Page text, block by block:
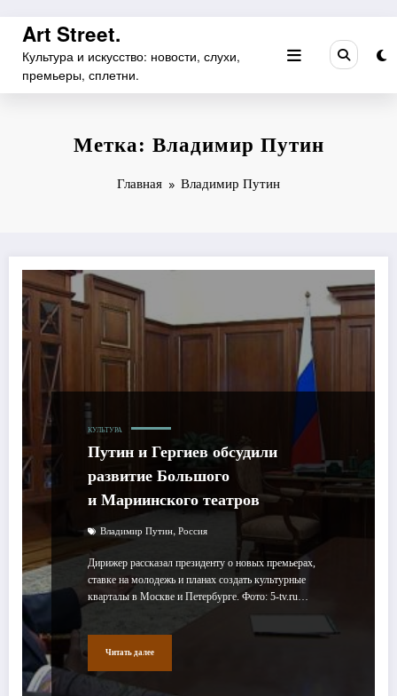
Перейти
содержимому
Art Street.
Культура и искусство: новости, слухи,
премьеры, сплетни.
Метка: Владимир Путин
Главная Владимир Путин
КУЛЬТУРА
Путин и Гергиев обсудили
развитие Большого
и Мариинского театров
Владимир Путин, Россия
Дирижер рассказал президенту о новых премьерах,
ставке на молодежь и планах создать культурные
кварталы в Москве и Петербурге. Фото: 5-tv.ru…
Читать далее